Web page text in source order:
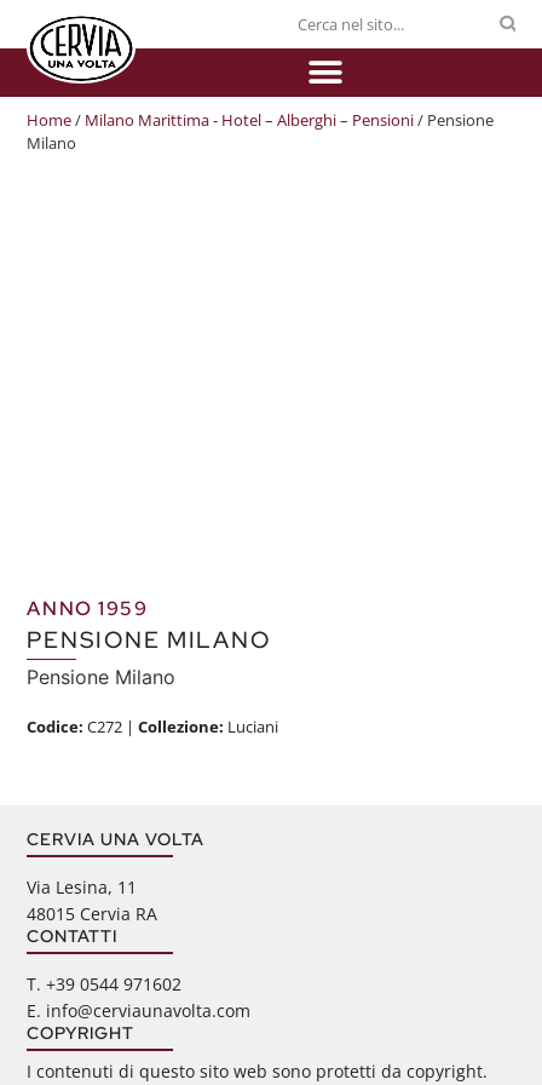
Home/ Milano Marittima - Hotel – Alberghi – Pensioni/ Pensione
Milano
ANNO 1959
PENSIONE MILANO
Pensione Milano
Codice:C272 |Collezione: Luciani
CERVIA UNA VOLTA
Via Lesina, 11
48015 Cervia RA
CONTATTI
‭T. +39 0544 971602
E. info@cerviaunavolta.com
COPYRIGHT
I contenuti di questo sito web sono protetti da copyright.